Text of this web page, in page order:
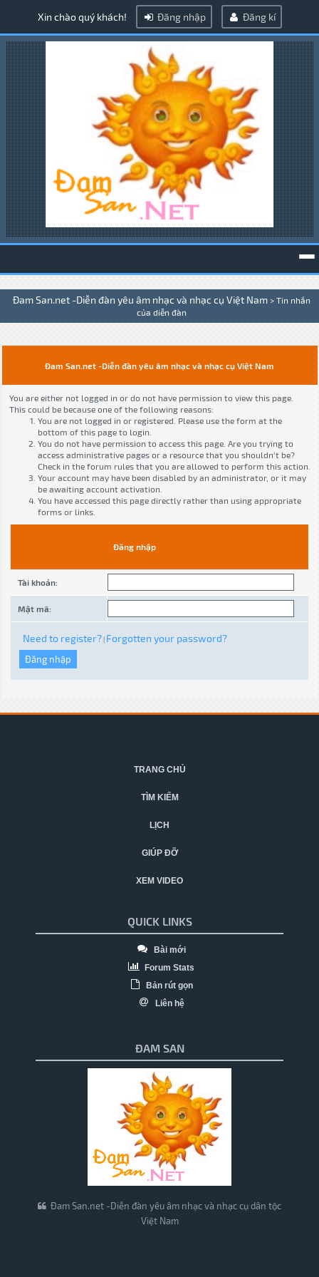
Xin chào quý khách! Đăng nhập Đăng kí
Đam San.net -Diễn đàn yêu âm nhạc và nhạc cụ Việt Nam > Tin nhắn
của diễn đàn
Đam San.net -Diễn đàn yêu âm nhạc và nhạc cụ Việt Nam
You are either not logged in or do not have permission to view this page.
This could be because one of the following reasons:
You are not logged in or registered. Please use the form at the
bottom of this page to login.
You do not have permission to access this page. Are you trying to
access administrative pages or a resource that you shouldn't be?
Check in the forum rules that you are allowed to perform this action.
Your account may have been disabled by an administrator, or it may
be awaiting account activation.
You have accessed this page directly rather than using appropriate
forms or links.
Đăng nhập
Tài khoản:
Mật mã:
Need to register? Forgotten your password?
TRANG CHỦ
TÌM KIẾM
LỊCH
GIÚP ĐỠ
XEM VIDEO
QUICK LINKS
Bài mới
Forum Stats
Bản rút gọn
Liên hệ
ĐAM SAN
Đam San.net -Diễn đàn yêu âm nhạc và nhạc cụ dân tộc
Việt Nam